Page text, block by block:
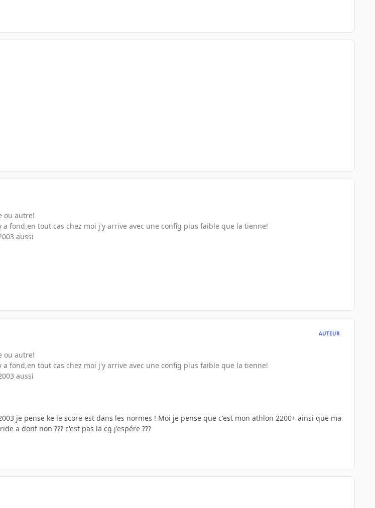
ou autre!
fond,en tout cas chez moi j'y arrive avec une config plus faible que la tienne!
aussi
AUTEUR
ou autre!
fond,en tout cas chez moi j'y arrive avec une config plus faible que la tienne!
aussi
je pense ke le score est dans les normes ! Moi je pense que c'est mon athlon 2200+ ainsi que ma
a donf non ??? c'est pas la cg j'espére ???